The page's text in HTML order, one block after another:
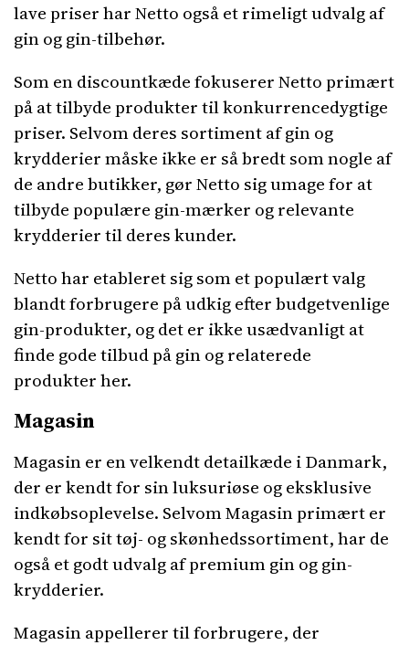
lave priser har Netto også et rimeligt udvalg af
gin og gin-tilbehør.
Som en discountkæde fokuserer Netto primært
på at tilbyde produkter til konkurrencedygtige
priser. Selvom deres sortiment af gin og
krydderier måske ikke er så bredt som nogle af
de andre butikker, gør Netto sig umage for at
tilbyde populære gin-mærker og relevante
krydderier til deres kunder.
Netto har etableret sig som et populært valg
blandt forbrugere på udkig efter budgetvenlige
gin-produkter, og det er ikke usædvanligt at
finde gode tilbud på gin og relaterede
produkter her.
Magasin
Magasin er en velkendt detailkæde i Danmark,
der er kendt for sin luksuriøse og eksklusive
indkøbsoplevelse. Selvom Magasin primært er
kendt for sit tøj- og skønhedssortiment, har de
også et godt udvalg af premium gin og gin-
krydderier.
Magasin appellerer til forbrugere, der